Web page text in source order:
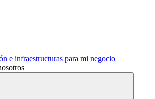
e infraestructuras para mi negocio